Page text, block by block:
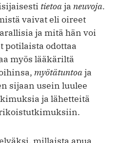
tietoaja neuvoja.
vaivat eli oireet
ja mitä hän voi
potilaista odottaa
myös lääkäriltä
myötätuntoaja
sijaan usein luulee
ja lähetteitä